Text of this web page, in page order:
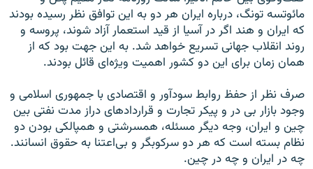
مائوتسه تونگ، درباره ایران هر دو به این توافق نظر رسیده بودند
که ایران و هند اگر در آسیا از قید استعمار آزاد شوند، پروسه و
روند انقلاب جهانی تسریع خواهد شد. به این جهت بود که از
همان زمان برای این دو کشور اهمیت ویژه‌ای قائل بودند.
صرف نظر از حفظ روابط سودآور و اقتصادی با جمهوری اسلامی و
وجود بازار بی در و پیکر تجارت و قراردادهای دراز مدت نفتی بین
چین و ایران، وجه دیگر مسئله، همسرشتی و همپالکی بودن دو
نظام بسته است که هر دو سرکوبگر و بی‌اعتنا به حقوق انسانند.
چه در ایران و چه در چین.